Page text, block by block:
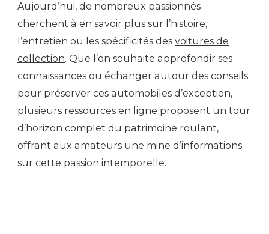
Aujourd’hui, de nombreux passionnés
cherchent à en savoir plus sur l’histoire,
l’entretien ou les spécificités des voitures de
collection. Que l’on souhaite approfondir ses
connaissances ou échanger autour des conseils
pour préserver ces automobiles d’exception,
plusieurs ressources en ligne proposent un tour
d’horizon complet du patrimoine roulant,
offrant aux amateurs une mine d’informations
sur cette passion intemporelle.